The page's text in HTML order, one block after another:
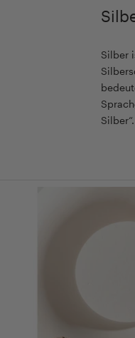
Silber
Silber“.